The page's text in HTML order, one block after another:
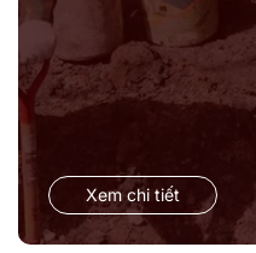
Xem chi tiết